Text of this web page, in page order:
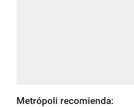
Metrópoli recomienda: